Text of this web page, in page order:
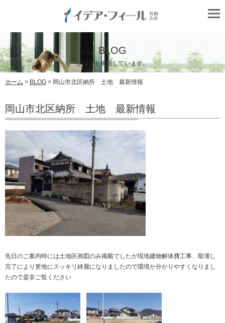
BLOG
ブログを掲載しています。
ホーム > BLOG > 岡山市北区納所 土地 最新情報
岡山市北区納所 土地 最新情報
先日のご案内時には土地区画図のみ掲載でしたが現地建物解体費工事、取壊し
完了により更地にスッキリ綺麗になりましたので環境か分かりやすくなりまし
たので是非ご覧ください